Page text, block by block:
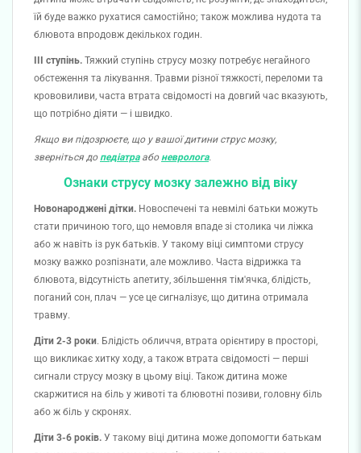
їй буде важко рухатися самостійно; також можлива нудота та
блювота впродовж декількох годин.
III ступінь. Тяжкий ступінь струсу мозку потребує негайного
обстеження та лікування. Травми різної тяжкості, переломи та
крововиливи, часта втрата свідомості на довгий час вказують,
що потрібно діяти — і швидко.
Якщо ви підозрюєте, що у вашої дитини струс мозку,
зверніться до педіатраабо невролога.
Ознаки струсу мозку залежно від віку
Новонароджені дітки. Новоспечені та невмілі батьки можуть
стати причиною того, що немовля впаде зі столика чи ліжка
або ж навіть із рук батьків. У такому віці симптоми струсу
мозку важко розпізнати, але можливо. Часта відрижка та
блювота, відсутність апетиту, збільшення тім'ячка, блідість,
поганий сон, плач — усе це сигналізує, що дитина отримала
травму.
Діти 2-3 роки. Блідість обличчя, втрата орієнтиру в просторі,
що викликає хитку ходу, а також втрата свідомості — перші
сигнали струсу мозку в цьому віці. Також дитина може
скаржитися на біль у животі та блювотні позиви, головну біль
або ж біль у скронях.
Діти 3-6 років. У такому віці дитина може допомогти батькам